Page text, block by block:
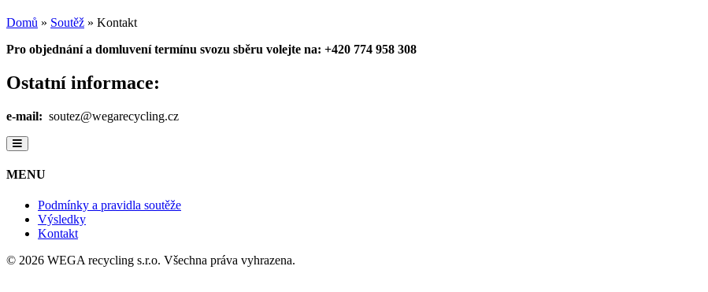
Domů » Soutěž » Kontakt
Pro objednání a domluvení termínu svozu sběru volejte na: +420 774 958 308
Ostatní informace:
e-mail: soutez@wegarecycling.cz
MENU
Podmínky a pravidla soutěže
Výsledky
Kontakt
© 2026 WEGA recycling s.r.o. Všechna práva vyhrazena.